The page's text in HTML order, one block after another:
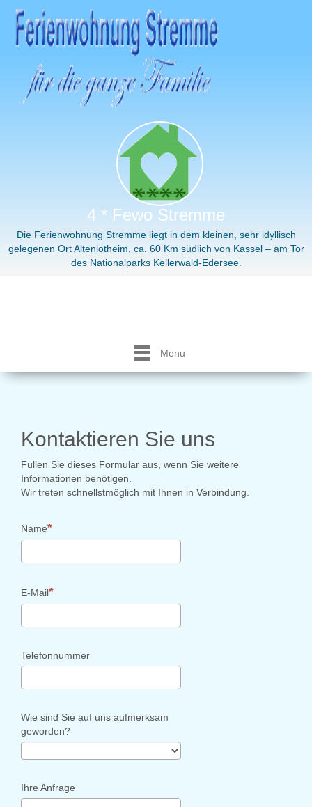
4 * Fewo Stremme
Die Ferienwohnung Stremme liegt in dem kleinen, sehr idyllisch
gelegenen Ort Altenlotheim, ca. 60 Km südlich von Kassel – am Tor
des Nationalparks Kellerwald-Edersee.
Menu
Kontaktieren Sie uns
Füllen Sie dieses Formular aus, wenn Sie weitere
Informationen benötigen.
Wir treten schnellstmöglich mit Ihnen in Verbindung.
Name
E-Mail
Telefonnummer
Wie sind Sie auf uns aufmerksam
geworden?
Ihre Anfrage